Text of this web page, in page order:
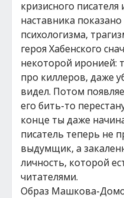
кризисного
наставника
психологизма,
героя Хабенского
некоторой иронией:
про киллеров, даже
видел. Потом
его бить-то
конце ты даже
писатель теперь не
выдумщик, а
личность, которой
читателями.
Образ Машкова-